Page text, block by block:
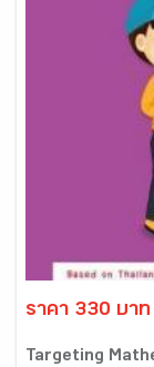
ราคา 330 บาท
Targeting